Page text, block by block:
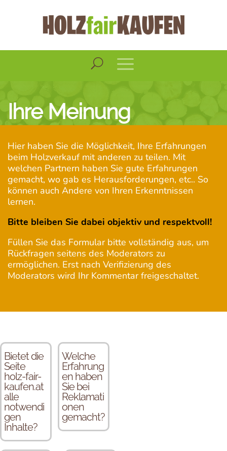
Ihre Meinung
Hier haben Sie die Möglichkeit, Ihre Erfahrungen
beim Holzverkauf mit anderen zu teilen. Mit
welchen Partnern haben Sie gute Erfahrungen
gemacht, wo gab es Herausforderungen, etc.. So
können auch Andere von Ihren Erkenntnissen
lernen.
Bitte bleiben Sie dabei objektiv und respektvoll!
Füllen Sie das Formular bitte vollständig aus, um
Rückfragen seitens des Moderators zu
ermöglichen. Erst nach Verifizierung des
Moderators wird Ihr Kommentar freigeschaltet.
Bietet die
Seite
holz-fair-
kaufen.at
alle
notwendi
gen
Inhalte?
Welche
Erfahrung
en haben
Sie bei
Reklamati
onen
gemacht?